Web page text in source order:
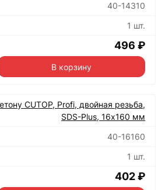
40-14310
1 шт.
496 ₽
В корзину
CUTOP, Profi, двойная резьба,
SDS-Plus, 16х160 мм
40-16160
1 шт.
402 ₽